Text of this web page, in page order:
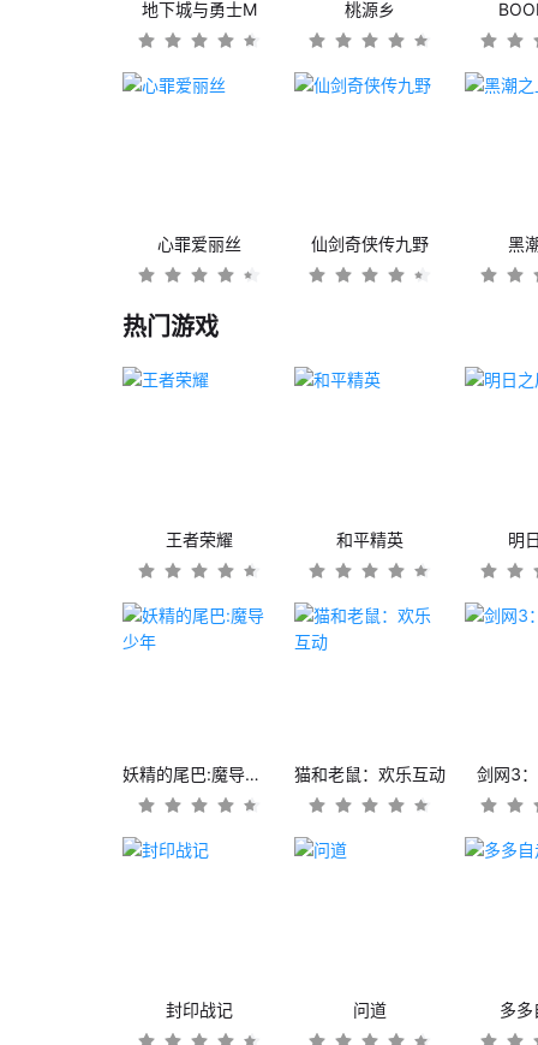
地下城与勇士M 桃源乡
心罪爱丽丝 仙剑奇侠传九野 黑
热门游戏
王者荣耀 和平精英 明
妖精的尾巴:魔导少年 猫和老鼠：欢乐互动 剑网3
封印战记 问道 多多